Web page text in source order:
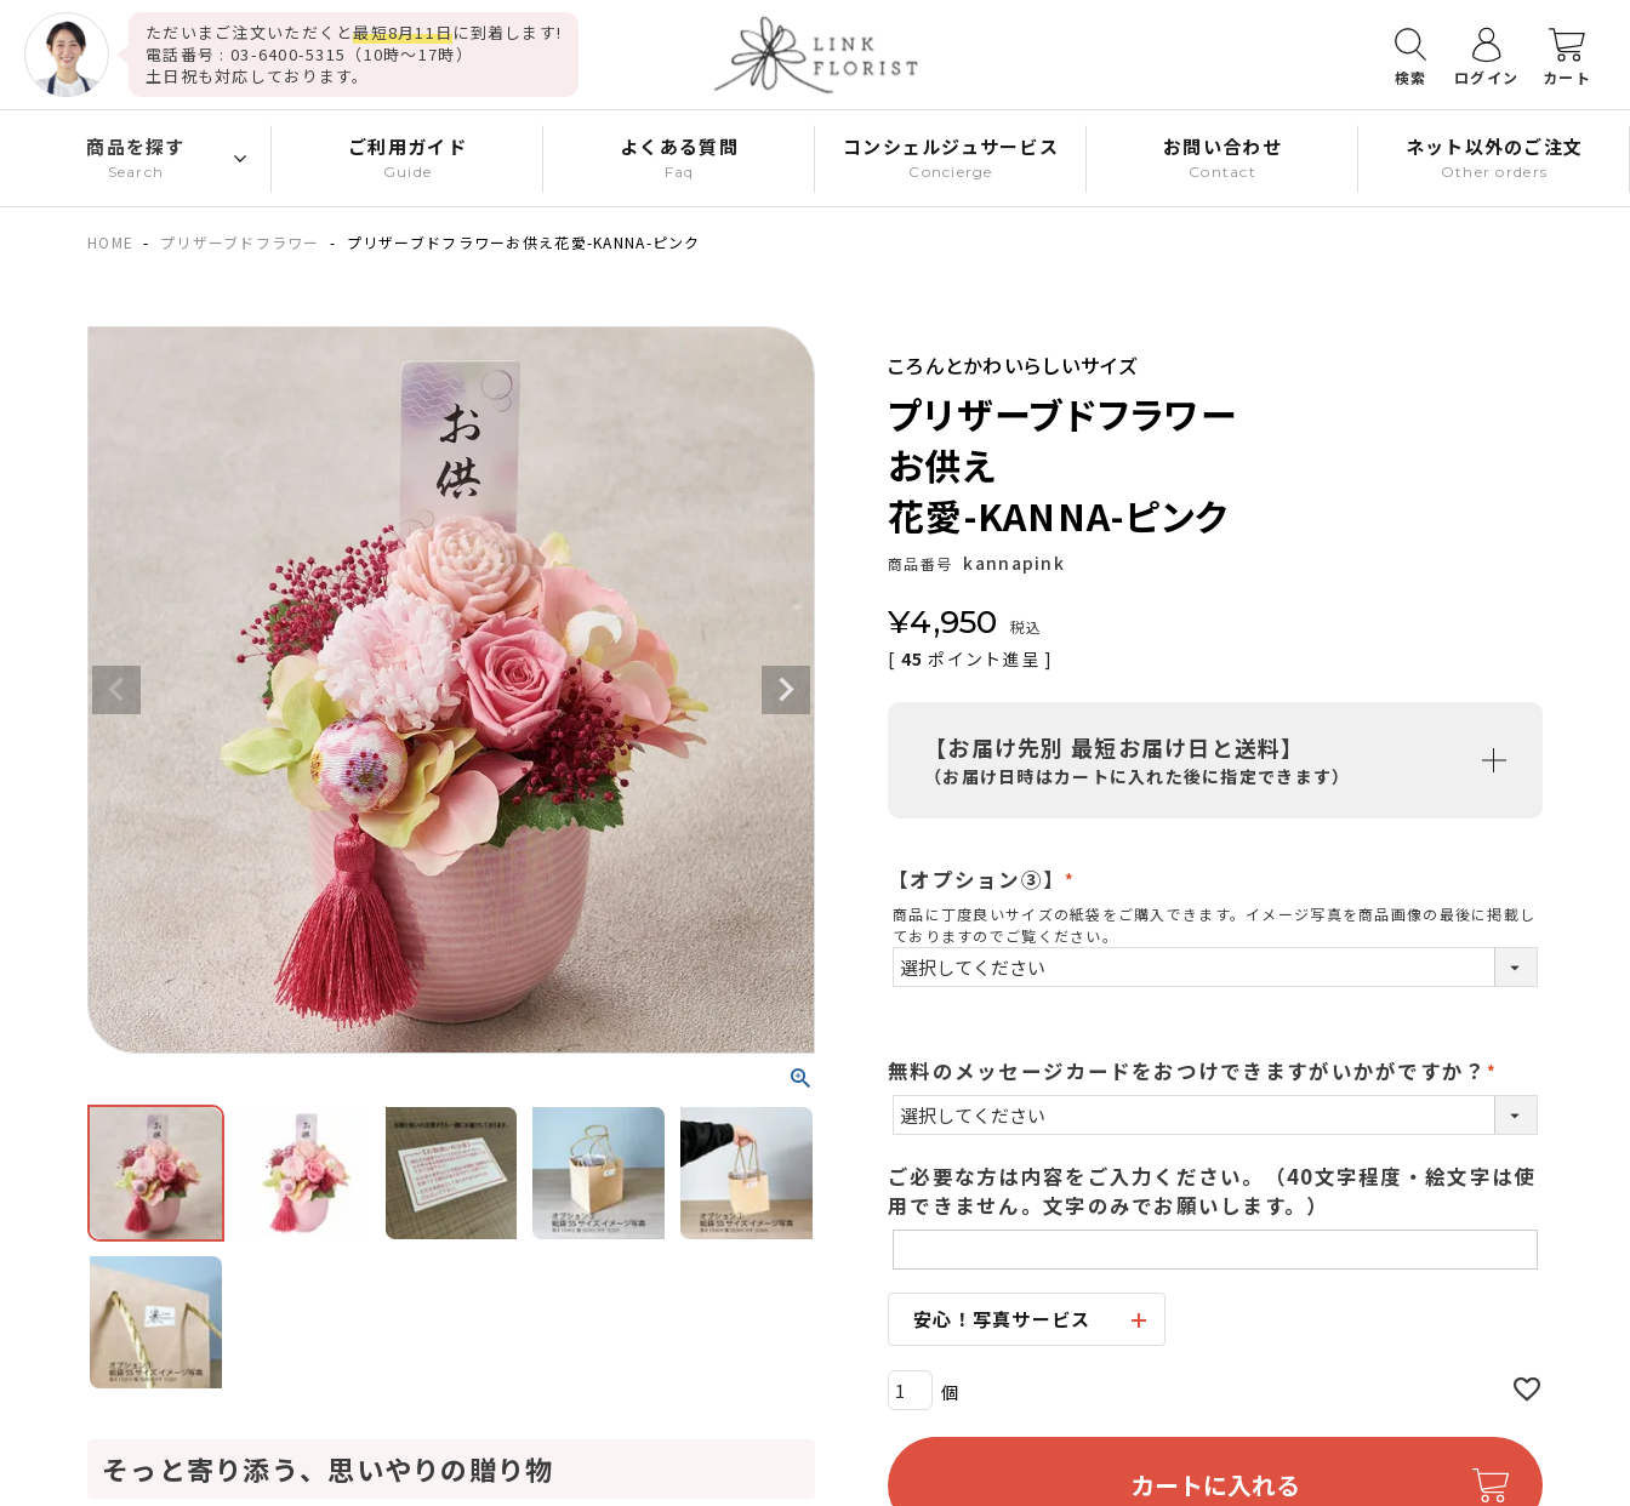
検索 ログイン カート
ただいまご注文いただくと最短8月11日に到着します!
電話番号 : 03-6400-5315（10時～17時）
土日祝も対応しております。
商品を探す
Search
ご利用ガイド
Guide
よくある質問
Faq
コンシェルジュサービス
Concierge
お問い合わせ
Contact
ネット以外のご注文
Other orders
HOME プリザーブドフラワー プリザーブドフラワーお供え花愛-KANNA-ピンク
そっと寄り添う、思いやりの贈り物
ころんとかわいらしいサイズ
プリザーブドフラワー
お供え
花愛-KANNA-ピンク
商品番号 kannapink
¥4,950 税込
[ 45 ポイント進呈 ]
【お届け先別 最短お届け日と送料】
（お届け日時はカートに入れた後に指定できます）
【オプション③】
(
必
)
商品に丁度良いサイズの紙袋をご購入できます。イメージ写真を商品画像の最後に掲載し
ておりますのでご覧ください。
無料のメッセージカードをおつけできますがいかがですか？
(
)
ご必要な方は内容をご入力ください。（40文字程度・絵文字は使
用できません。文字のみでお願いします。）
安心！写真サービス
カートに入れる